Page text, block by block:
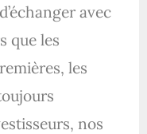
avec
que les
les
nos